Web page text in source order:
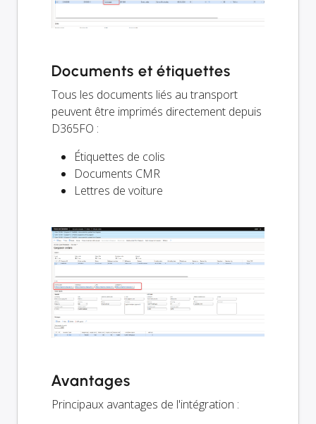
Documents et étiquettes
Tous les documents liés au transport
peuvent être imprimés directement depuis
D365FO :
Étiquettes de colis
Documents CMR
Lettres de voiture
Avantages
Principaux avantages de l'intégration :